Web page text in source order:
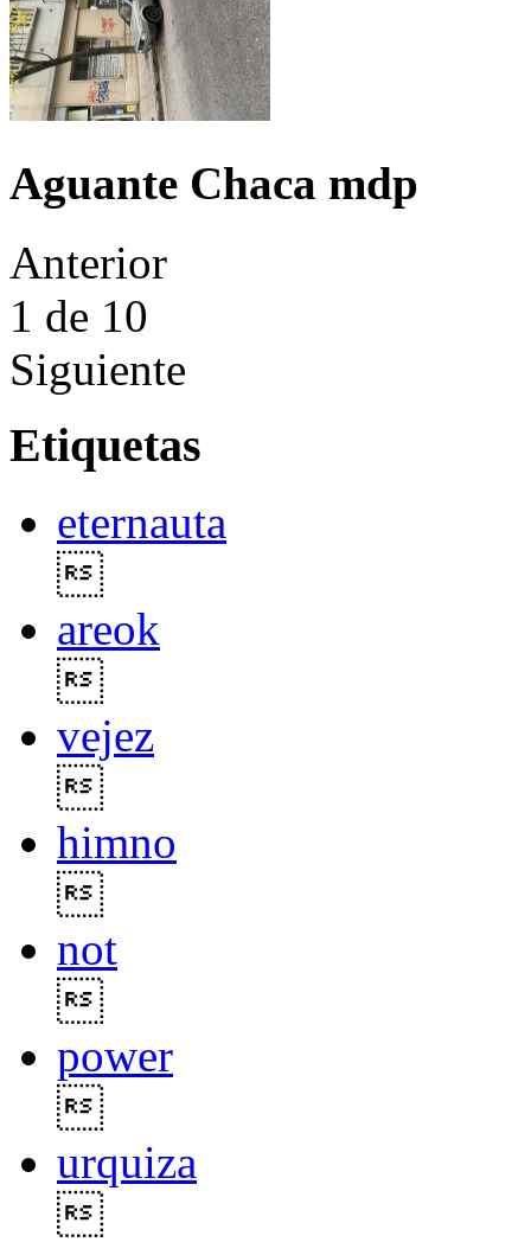
Aguante Chaca mdp
Anterior
1 de 10
Siguiente
Etiquetas
eternauta
areok
vejez
himno
not
power
urquiza